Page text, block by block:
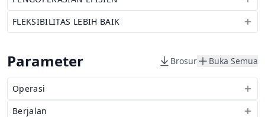
FLEKSIBILITAS LEBIH BAIK
Parameter Brosur Buka Semua
Operasi
Berjalan